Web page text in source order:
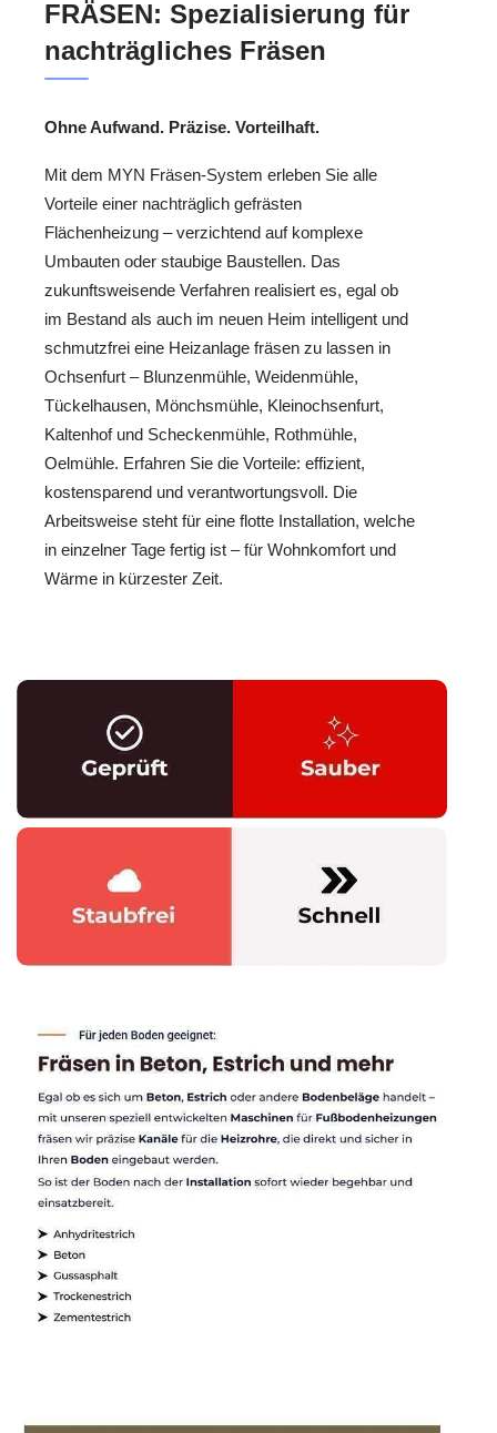
FRÄSEN: Spezialisierung für
nachträgliches Fräsen
Ohne Aufwand. Präzise. Vorteilhaft.
Mit dem MYN Fräsen-System erleben Sie alle
Vorteile einer nachträglich gefrästen
Flächenheizung – verzichtend auf komplexe
Umbauten oder staubige Baustellen. Das
zukunftsweisende Verfahren realisiert es, egal ob
im Bestand als auch im neuen Heim intelligent und
schmutzfrei eine Heizanlage fräsen zu lassen in
Ochsenfurt – Blunzenmühle, Weidenmühle,
Tückelhausen, Mönchsmühle, Kleinochsenfurt,
Kaltenhof und Scheckenmühle, Rothmühle,
Oelmühle. Erfahren Sie die Vorteile: effizient,
kostensparend und verantwortungsvoll. Die
Arbeitsweise steht für eine flotte Installation, welche
in einzelner Tage fertig ist – für Wohnkomfort und
Wärme in kürzester Zeit.